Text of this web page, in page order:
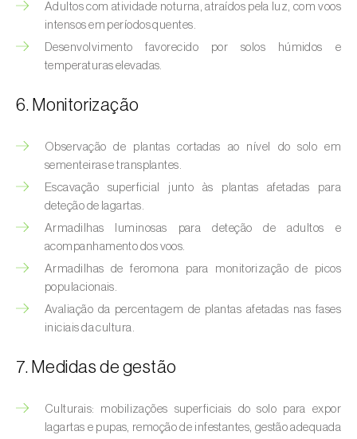
Bichado-da-fruta (Cydia pomonella)
Borboleta-branca-grande-da-couve (Pieris
brassicae)
Borboleta-branca-pequena-da-couve
Broca-africana-do-caule-do-milho
Busseola fusca )
Broca-do-chá (Euwallacea fornicatus, E.
fornicatior, E. perbrevis e E. kuroshio )
Broca-do-colmo-da-cana-de-açúcar
Diatraea saccharalis
Broca-do-milho (Sesamia nonagrioides
lineatella)
Broca-listrada-do-caule-do-arroz (Chilo
suppressalis)
Adultos com atividade noturna, atraídos pela luz, com voos
intensos em períodos quentes.
Desenvolvimento favorecido por solos húmidos e
temperaturas elevadas.
6. Monitorização
Observação de plantas cortadas ao nível do solo em
sementeiras e transplantes.
Escavação superficial junto às plantas afetadas para
deteção de lagartas.
Armadilhas luminosas para deteção de adultos e
acompanhamento dos voos.
Armadilhas de feromona para monitorização de picos
populacionais.
Avaliação da percentagem de plantas afetadas nas fases
iniciais da cultura.
7. Medidas de gestão
Culturais: mobilizações superficiais do solo para expor
lagartas e pupas, remoção de infestantes, gestão adequada